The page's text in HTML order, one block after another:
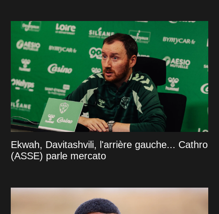
Ekwah, Davitashvili, l'arrière gauche... Cathro
(ASSE) parle mercato